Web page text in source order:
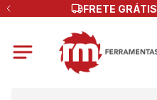
FRETE GRÁTIS